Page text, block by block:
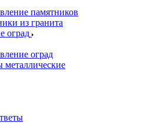
памятников
из гранита
оград
оград
металлические